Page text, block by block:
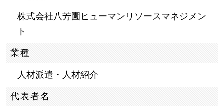
株式会社八芳園ヒューマンリソースマネジメン
ト
業種
人材派遣・人材紹介
代表者名